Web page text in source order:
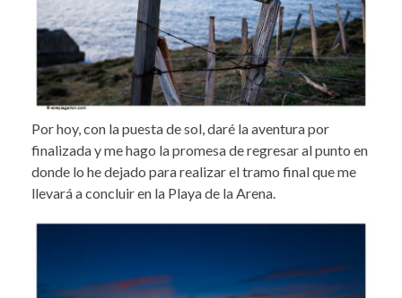
Por hoy, con la puesta de sol, daré la aventura por
finalizada y me hago la promesa de regresar al punto en
donde lo he dejado para realizar el tramo final que me
llevará a concluir en la Playa de la Arena.